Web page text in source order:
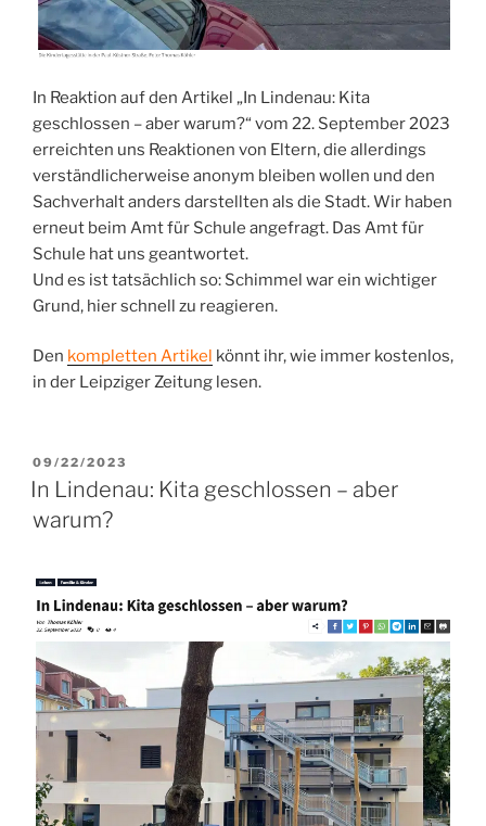
In Reaktion auf den Artikel „In Lindenau: Kita
geschlossen – aber warum?“ vom 22. September 2023
erreichten uns Reaktionen von Eltern, die allerdings
verständlicherweise anonym bleiben wollen und den
Sachverhalt anders darstellten als die Stadt. Wir haben
erneut beim Amt für Schule angefragt. Das Amt für
Schule hat uns geantwortet.
Und es ist tatsächlich so: Schimmel war ein wichtiger
Grund, hier schnell zu reagieren.
Den kompletten Artikel könnt ihr, wie immer kostenlos,
in der Leipziger Zeitung lesen.
VERÖFFENTLICHT
AM
09/22/2023
In Lindenau: Kita geschlossen – aber
warum?